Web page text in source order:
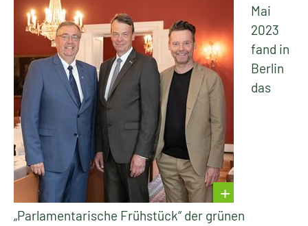
Mai
2023
fand in
Berlin
das
„Parlamentarische Frühstück“ der grünen